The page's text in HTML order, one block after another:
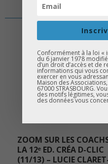
ZOOM SUR LES
LA 12ᵉ ED. CRÉA D-CLIC
(11/13) – LUCIE
Conformément à la loi «
du 6 janvier 1978
d’un droit d’accès et de
informations qui vous
exercer en vous
Maison des
67000 STRASBOURG.
des motifs légitimes,
des données vous